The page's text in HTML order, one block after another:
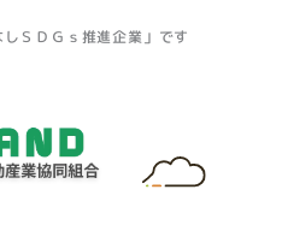
ＳＤＧｓ推進企業」です